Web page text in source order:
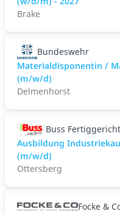
Brake
Bundeswehr
Materialdisponentin /
(m/w/d)
Delmenhorst
Buss
Ausbildung
(m/w/d)
Ottersberg
Focke &